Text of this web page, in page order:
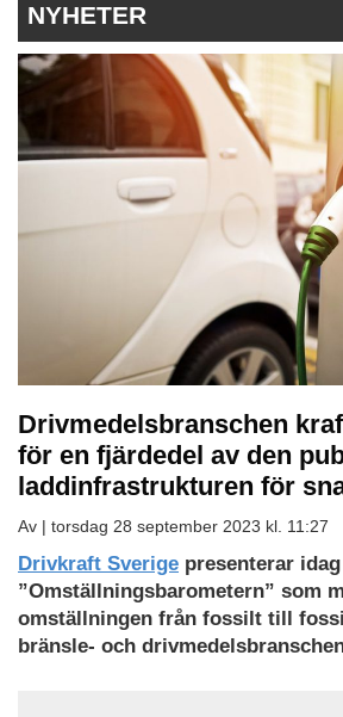
NYHETER
Drivmedelsbranschen
för en fjärdedel av den
laddinfrastrukturen för
Av | torsdag 28 september 2023 kl. 11:27
Drivkraft Sverige presenterar idag
”Omställningsbarometern” som
omställningen från fossilt till
bränsle- och